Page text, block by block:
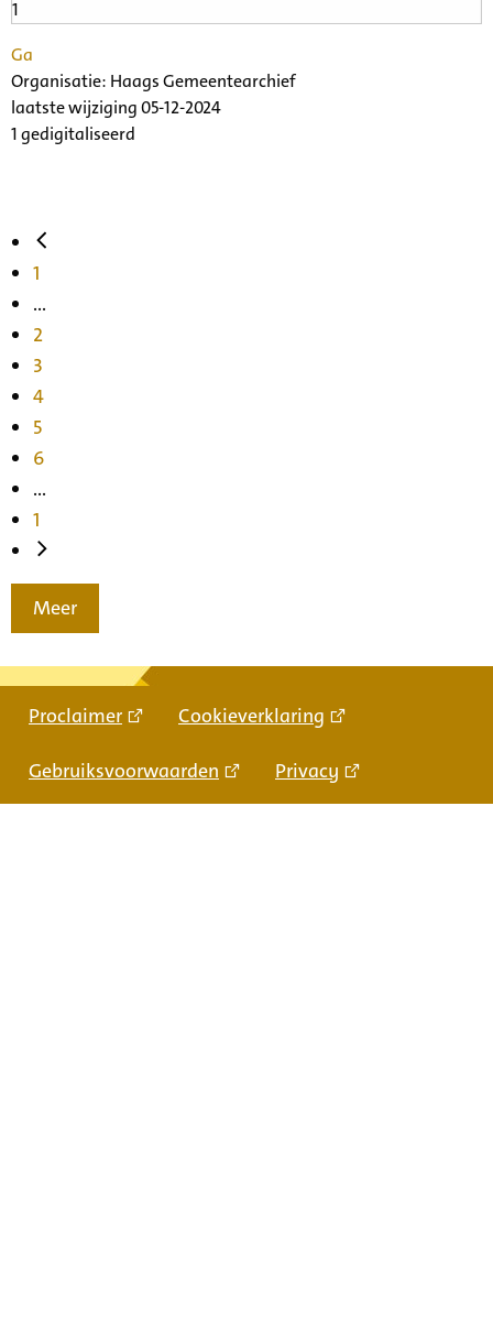
Ga
Organisatie: Haags Gemeentearchief
laatste wijziging 05-12-2024
1 gedigitaliseerd
1
...
2
3
4
5
6
...
1
Meer
Proclaimer Cookieverklaring
Gebruiksvoorwaarden Privacy